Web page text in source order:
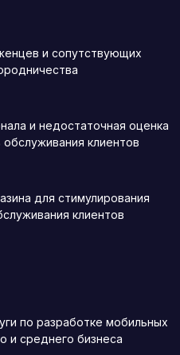
и сопутствующих
и недостаточная оценка
клиентов
для стимулирования
клиентов
по разработке мобильных
и среднего бизнеса